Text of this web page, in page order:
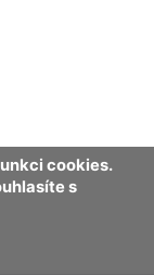
cookies.
s